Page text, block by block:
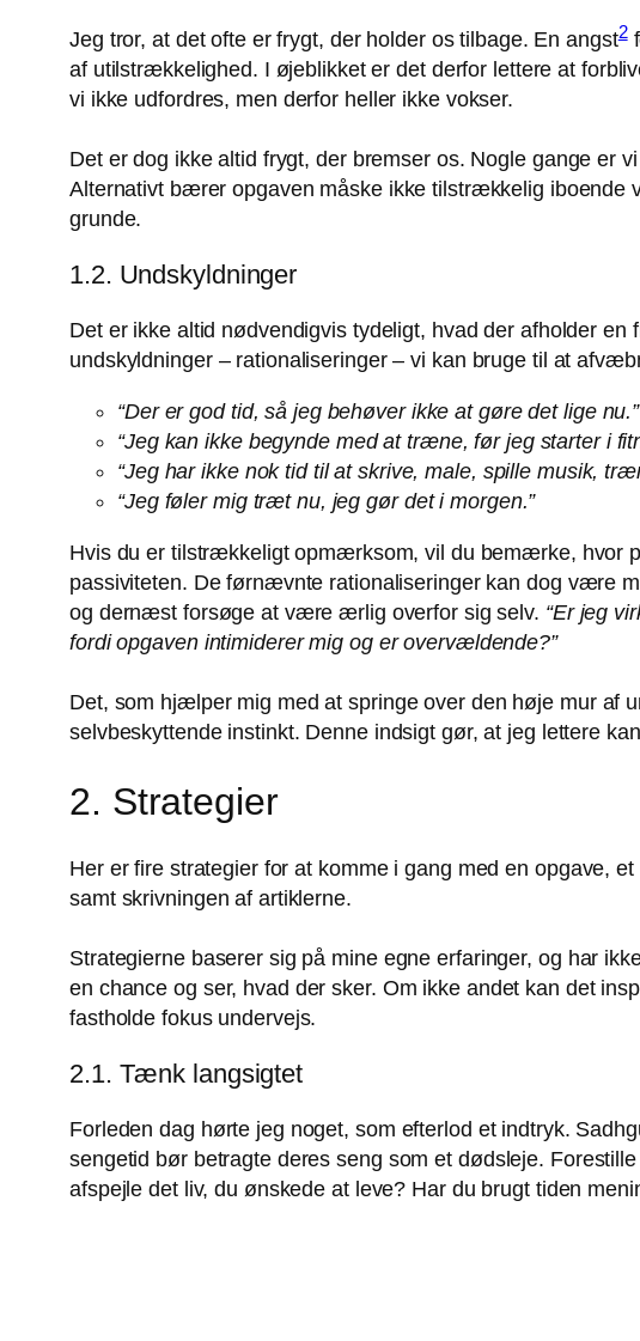
Jeg tror, at det ofte er frygt, der holder os tilbage. En angst2
af utilstrækkelighed. I øjeblikket er det derfor lettere at
vi ikke udfordres, men derfor heller ikke vokser.
Det er dog ikke altid frygt, der bremser os. Nogle gange er
Alternativt bærer opgaven måske ikke tilstrækkelig iboende
grunde.
1.2. Undskyldninger
Det er ikke altid nødvendigvis tydeligt, hvad der afholder
undskyldninger – rationaliseringer – vi kan bruge til at
“Der er god tid, så jeg behøver ikke at gøre det lige nu.”
“Jeg kan ikke begynde med at træne, før jeg starter i
“Jeg har ikke nok tid til at skrive, male, spille musik,
“Jeg føler mig træt nu, jeg gør det i morgen.”
Hvis du er tilstrækkeligt opmærksom, vil du bemærke, hvor
passiviteten. De førnævnte rationaliseringer kan dog være
og dernæst forsøge at være ærlig overfor sig selv. “Er jeg
fordi opgaven intimiderer mig og er overvældende?”
Det, som hjælper mig med at springe over den høje mur af
selvbeskyttende instinkt. Denne indsigt gør, at jeg lettere
2. Strategier
Her er fire strategier for at komme i gang med en opgave,
samt skrivningen af artiklerne.
Strategierne baserer sig på mine egne erfaringer, og har
en chance og ser, hvad der sker. Om ikke andet kan det
fastholde fokus undervejs.
2.1. Tænk langsigtet
Forleden dag hørte jeg noget, som efterlod et indtryk.
sengetid bør betragte deres seng som et dødsleje.
afspejle det liv, du ønskede at leve? Har du brugt tiden